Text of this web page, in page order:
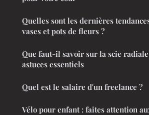
Quelles sont les dernières
vases et pots de fleurs ?
Que faut-il savoir sur la scie
astuces essentiels
Quel est le salaire d'un freelance ?
Vélo pour enfant : faites attention